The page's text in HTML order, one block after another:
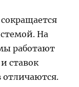
На
работают
ставок